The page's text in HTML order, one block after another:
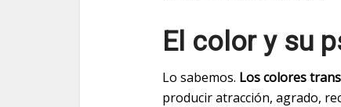
El color y su
Lo sabemos. Los colores
producir atracción, agrado,